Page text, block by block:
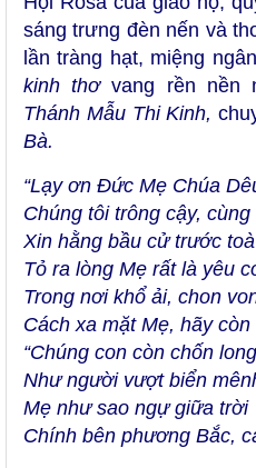
sáng trưng đèn nến và
lần tràng hạt, miệng
kinh thơvang rền nền
Thánh Mẫu Thi Kinh,
Bà.
“Lạy ơn Đức Mẹ Chúa
Chúng tôi trông cậy,
Xin hằng bầu cử trước toà
Tỏ ra lòng Mẹ rất là yêu
Trong nơi khổ ải, chon
Cách xa mặt Mẹ, hãy còn
“Chúng con còn chốn
Như người vượt biển
Mẹ như sao ngự giữa trời
Chính bên phương Bắc,